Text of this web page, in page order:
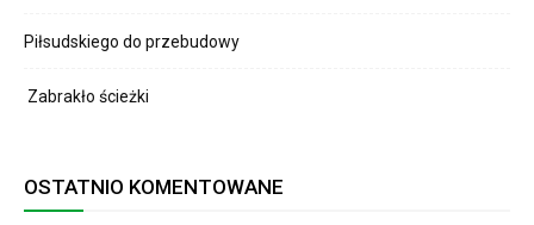
Piłsudskiego do przebudowy
Zabrakło ścieżki
OSTATNIO KOMENTOWANE